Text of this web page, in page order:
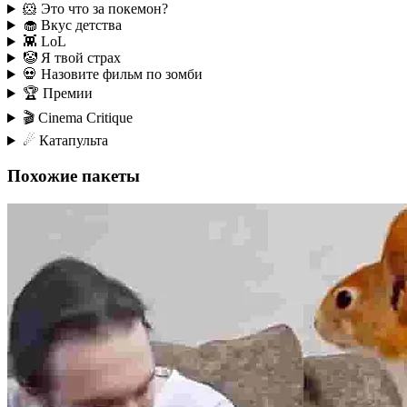
🐹 Это что за покемон?
🧁 Вкус детства
👾 LoL
🤡 Я твой страх
💀 Назовите фильм по зомби
🏆 Премии
🎬 Cinema Critique
☄ Катапульта
Похожие пакеты